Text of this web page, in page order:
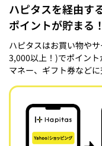
ハピタスを経由す
ポイントが貯まる！
ハピタスはお買い物や
3,000以上！)でポイン
マネー、ギフト券などに